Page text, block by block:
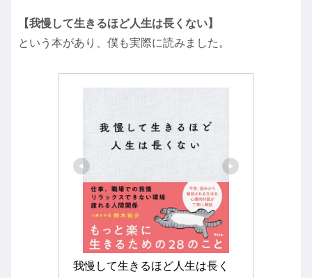
【我慢して生きるほど人生は長くない】
という本があり、僕も実際に読みました。
我慢して生きるほど人生は長く